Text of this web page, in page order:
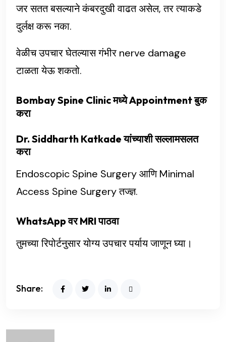
जर सतत बसल्याने कंबरदुखी वाढत असेल, तर त्याकडे
दुर्लक्ष करू नका.
वेळीच उपचार घेतल्यास गंभीर nerve damage
टाळता येऊ शकतो.
Bombay Spine Clinic मध्ये Appointment बुक
करा
Dr. Siddharth Katkade यांच्याशी सल्लामसलत
करा
Endoscopic Spine Surgery आणि Minimal
Access Spine Surgery तज्ज्ञ.
WhatsApp वर MRI पाठवा
तुमच्या रिपोर्टनुसार योग्य उपचार पर्याय जाणून घ्या।
Share: